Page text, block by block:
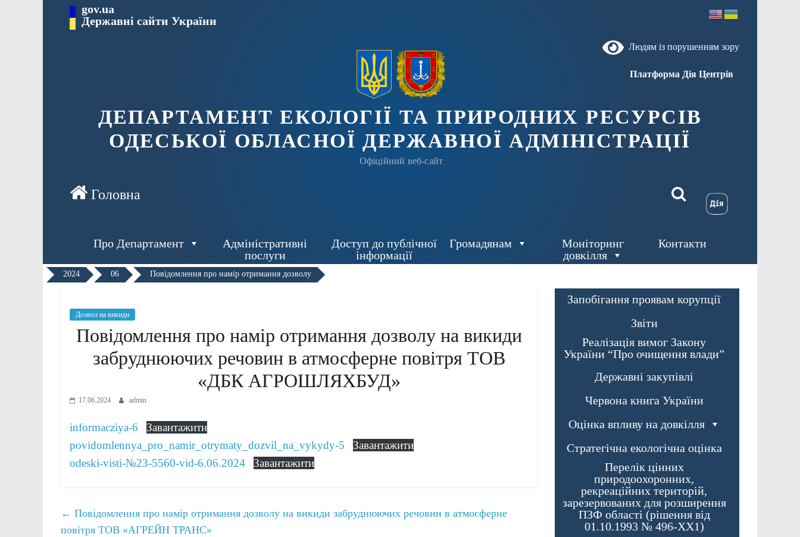
Перейти gov.ua
Державні сайти України
Людям із порушенням зору
Платформа Дія Центрів
ДЕПАРТАМЕНТ ЕКОЛОГІЇ ТА ПРИРОДНИХ РЕСУРСІВ
ОДЕСЬКОЇ ОБЛАСНОЇ ДЕРЖАВНОЇ АДМIНIСТРАЦIЇ
Офіційний веб-сайт
Про Департамент
Адміністративні
послуги
Доступ до публічної
інформації
Громадянам
Моніторинг
довкілля
Контакти
2024 06 Повідомлення про намір отримання дозволу
Дозвол на викиди
Повідомлення про намір отримання дозволу на викиди
забруднюючих речовин в атмосферне повітря ТОВ
«ДБК АГРОШЛЯХБУД»
17.06.2024 admin
informacziya-6
Завантажити
povidomlennya_pro_namir_otrymaty_dozvil_na_vykydy-5
Завантажити
odeski-visti-№23-5560-vid-6.06.2024
Завантажити
← Повідомлення про намір отримання дозволу на викиди забруднюючих речовин в атмосферне
повітря ТОВ «АГРЕЙН ТРАНС»
Запобігання проявам корупції
Звіти
Реалізація вимог Закону
України “Про очищення влади”
Державні закупівлі
Червона книга України
Оцінка впливу на довкілля
Стратегічна екологічна оцінка
Перелік цінних
природоохоронних,
рекреаційних територій,
зарезервованих для розширення
ПЗФ області (рішення від
01.10.1993 № 496-XX1)